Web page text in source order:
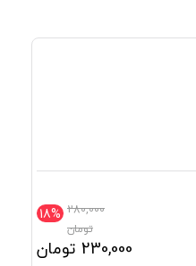
18% 280,000
تومان
230,000 تومان